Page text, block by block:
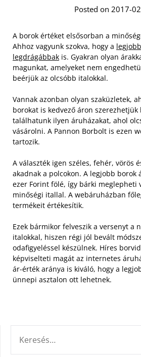
Posted on 2017-
A borok értéket elsősorban a
Ahhoz vagyunk szokva, hogy a
legdrágábbak is. Gyakran olyan
magunkat, amelyeket nem
beérjük az olcsóbb italokkal.
Vannak azonban olyan szaküzletek,
borokat is kedvező áron
találhatunk ilyen áruházakat, ahol
vásárolni. A Pannon Borbolt is ezen
tartozik.
A választék igen széles, fehér, vörös
akadnak a polcokon. A legjobb borok
ezer Forint fölé, így bárki meglepheti
minőségi itallal. A webáruházban
termékeit értékesítik.
Ezek bármikor felveszik a versenyt a
italokkal, hiszen régi jól bevált
odafigyeléssel készülnek. Híres
képviselteti magát az internetes
ár-érték aránya is kiváló, hogy a
ünnepi asztalon ott lehetnek.